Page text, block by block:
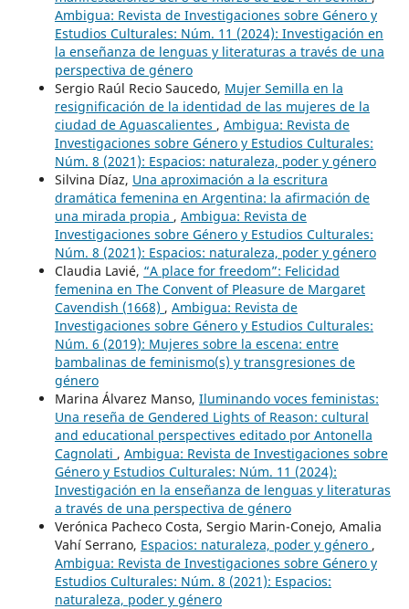
Ambigua: Revista de Investigaciones sobre Género y
Estudios Culturales: Núm. 11 (2024): Investigación en
la enseñanza de lenguas y literaturas a través de una
perspectiva de género
Sergio Raúl Recio Saucedo, Mujer Semilla en la
resignificación de la identidad de las mujeres de la
ciudad de Aguascalientes , Ambigua: Revista de
Investigaciones sobre Género y Estudios Culturales:
Núm. 8 (2021): Espacios: naturaleza, poder y género
Silvina Díaz, Una aproximación a la escritura
dramática femenina en Argentina: la afirmación de
una mirada propia , Ambigua: Revista de
Investigaciones sobre Género y Estudios Culturales:
Núm. 8 (2021): Espacios: naturaleza, poder y género
Claudia Lavié, “A place for freedom”: Felicidad
femenina en The Convent of Pleasure de Margaret
Cavendish (1668) , Ambigua: Revista de
Investigaciones sobre Género y Estudios Culturales:
Núm. 6 (2019): Mujeres sobre la escena: entre
bambalinas de feminismo(s) y transgresiones de
género
Marina Álvarez Manso, Iluminando voces feministas:
Una reseña de Gendered Lights of Reason: cultural
and educational perspectives editado por Antonella
Cagnolati , Ambigua: Revista de Investigaciones sobre
Género y Estudios Culturales: Núm. 11 (2024):
Investigación en la enseñanza de lenguas y literaturas
a través de una perspectiva de género
Verónica Pacheco Costa, Sergio Marin-Conejo, Amalia
Vahí Serrano, Espacios: naturaleza, poder y género ,
Ambigua: Revista de Investigaciones sobre Género y
Estudios Culturales: Núm. 8 (2021): Espacios:
naturaleza, poder y género